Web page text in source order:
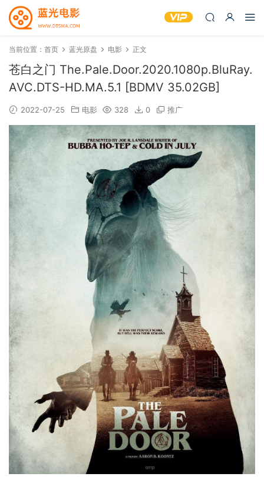
当前位置： 首页 蓝光原盘 电影 正文
苍白之门 The.Pale.Door.2020.1080p.BluRay.
AVC.DTS-HD.MA.5.1 [BDMV 35.02GB]
2022-07-25 电影 328 0 推广